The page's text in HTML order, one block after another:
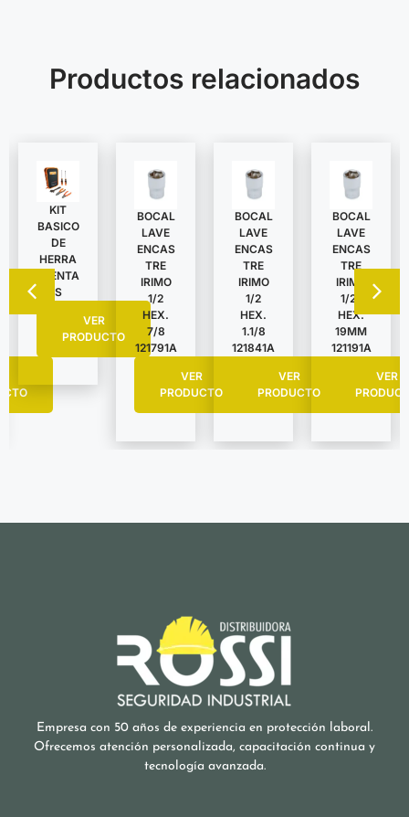
Productos relacionados
KIT
BASICO
DE
HERRA
MIENTA
S
VER
PRODUCTO
BOCAL
LAVE
ENCAS
TRE
IRIMO
1/2
HEX.
7/8
121791A
VER
PRODUCTO
BOCAL
LAVE
ENCAS
TRE
IRIMO
1/2
HEX.
1.1/8
121841A
VER
PRODUCTO
BOCAL
LAVE
ENCAS
TRE
IRIMO
1/2″
HEX.
19MM
121191A
VER
Empresa con 50 años de experiencia en protección laboral.
Ofrecemos atención personalizada, capacitación continua y
tecnología avanzada.